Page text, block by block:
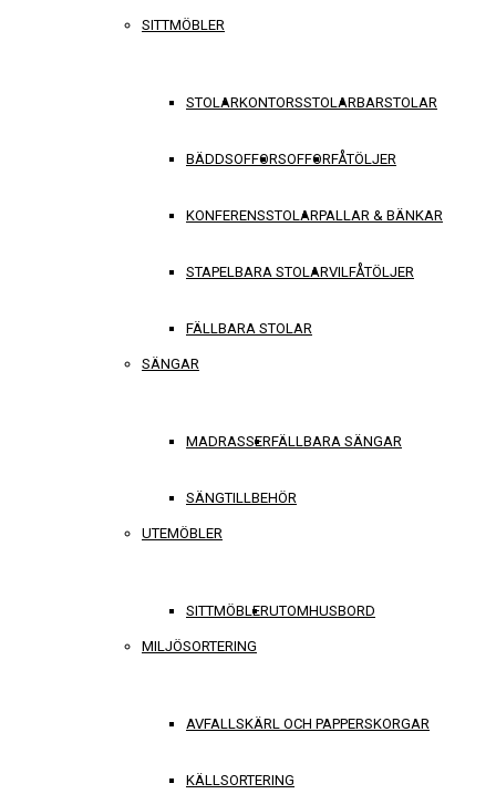
SITTMÖBLER
STOLARKONTORSSTOLARBARSTOLAR
BÄDDSOFFORSOFFORFÅTÖLJER
KONFERENSSTOLARPALLAR & BÄNKAR
STAPELBARA STOLARVILFÅTÖLJER
FÄLLBARA STOLAR
SÄNGAR
MADRASSERFÄLLBARA SÄNGAR
SÄNGTILLBEHÖR
UTEMÖBLER
SITTMÖBLERUTOMHUSBORD
MILJÖSORTERING
AVFALLSKÄRL OCH PAPPERSKORGAR
KÄLLSORTERING